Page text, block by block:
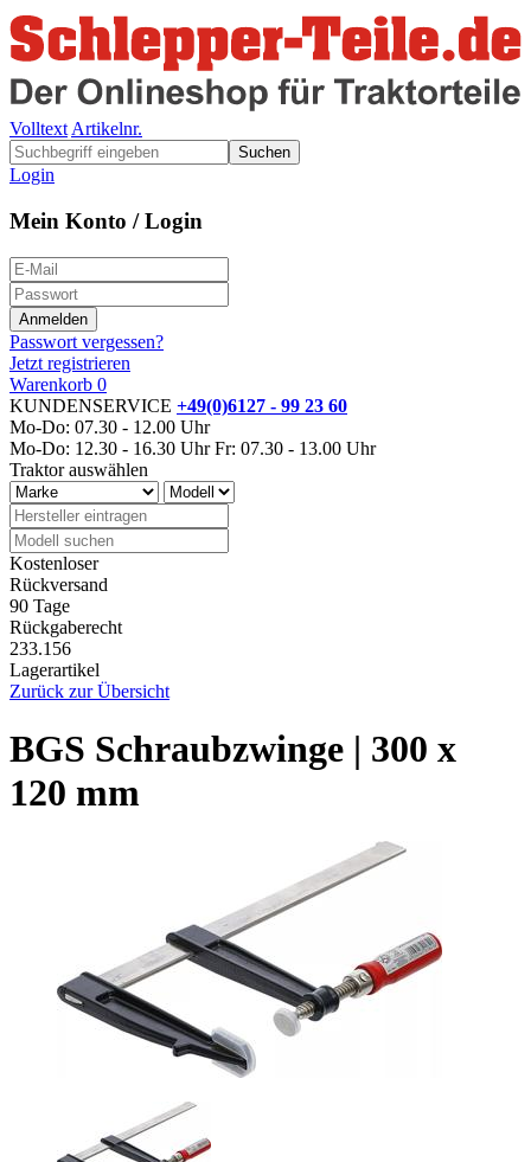
Volltext Artikelnr.
Suchen
Login
Mein Konto / Login
Passwort vergessen?
Jetzt registrieren
Warenkorb 0
KUNDENSERVICE +49(0)6127 - 99 23 60
Mo-Do: 07.30 - 12.00 Uhr
Mo-Do: 12.30 - 16.30 Uhr Fr: 07.30 - 13.00 Uhr
Traktor auswählen
Kostenloser
Rückversand
90 Tage
Rückgaberecht
233.156
Lagerartikel
Zurück zur Übersicht
BGS Schraubzwinge | 300 x
120 mm